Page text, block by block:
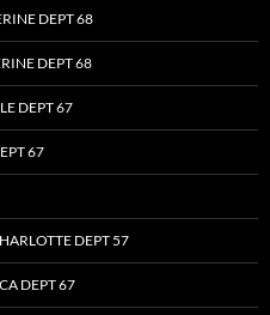
DEPT 68
DEPT 68
DEPT 67
67
DEPT 57
DEPT 67